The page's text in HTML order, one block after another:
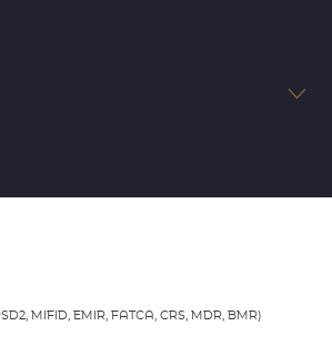
naszych ekspertów i zapoznaj się z
MIFID, EMIR, FATCA, CRS, MDR, BMR)